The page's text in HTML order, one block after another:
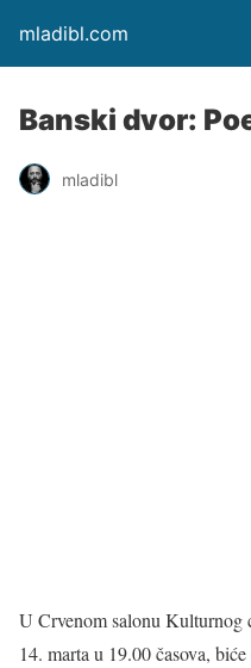
mladibl.com
Banski dvor:
mladibl
U Crvenom salonu Kulturnog
14. marta u 19.00 časova,